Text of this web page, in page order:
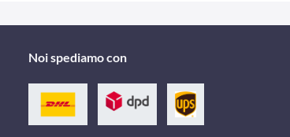
Noi spediamo con